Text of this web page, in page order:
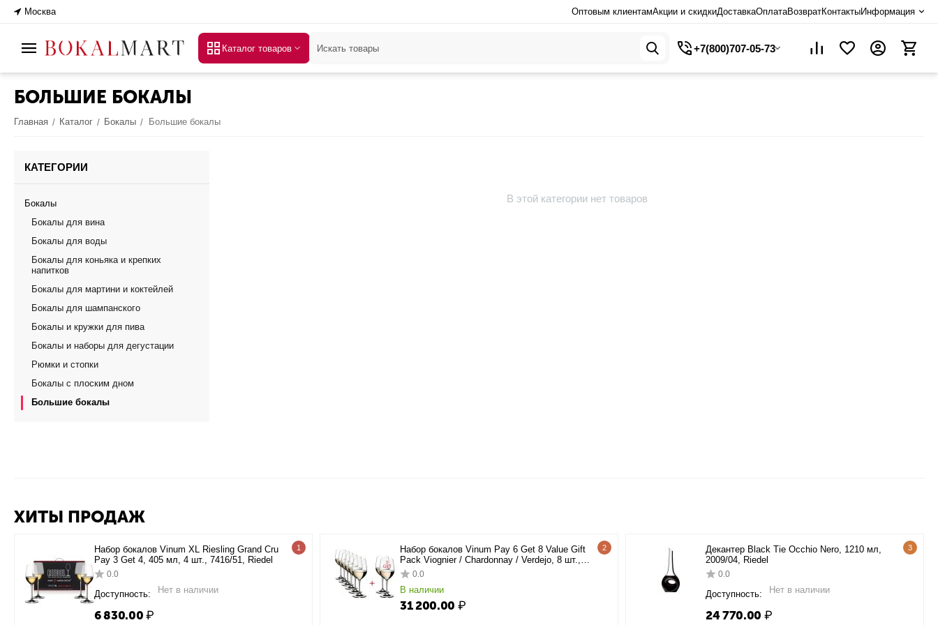
Москва Оптовым клиентамАкции и скидкиДоставкаОплатаВозвратКонтактыИнформация
Каталог товаров +7(800)707-05-73
БОЛЬШИЕ БОКАЛЫ
Главная / Каталог / Бокалы / Большие бокалы
В этой категории нет товаров
КАТЕГОРИИ
Бокалы
Бокалы для вина
Бокалы для воды
Бокалы для коньяка и крепких
напитков
Бокалы для мартини и коктейлей
Бокалы для шампанского
Бокалы и кружки для пива
Бокалы и наборы для дегустации
Рюмки и стопки
Бокалы с плоским дном
Большие бокалы
ХИТЫ ПРОДАЖ
1
Набор бокалов Vinum XL Riesling Grand Cru
Pay 3 Get 4, 405 мл, 4 шт., 7416/51, Riedel
0.0
Доступность: Нет в наличии
6 830.00 ₽
2
Набор бокалов Vinum Pay 6 Get 8 Value Gift
Pack Viognier / Chardonnay / Verdejo, 8 шт.,
350 мл, 7416/05, Riedel
0.0
В наличии
31 200.00 ₽
3
Декантер Black Tie Occhio Nero, 1210 мл,
2009/04, Riedel
0.0
Доступность: Нет в наличии
24 770.00 ₽